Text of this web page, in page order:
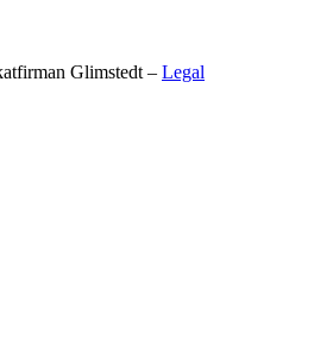
Glimstedt – Legal